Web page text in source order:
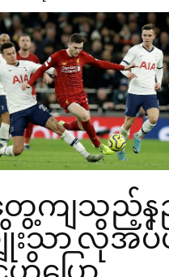
ကျသည့်န
းသာ လိုအ